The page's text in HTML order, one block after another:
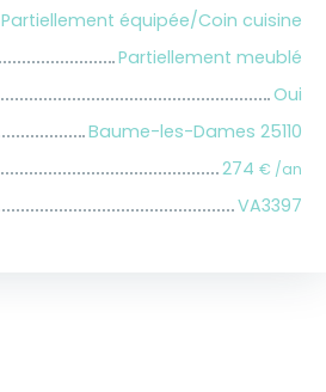
Partiellement équipée/Coin cuisine
Partiellement meublé
Oui
Baume-les-Dames 25110
274 € /an
VA3397